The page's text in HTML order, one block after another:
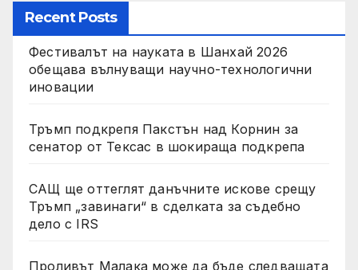
Recent Posts
Фестивалът на науката в Шанхай 2026
обещава вълнуващи научно-технологични
иновации
Тръмп подкрепя Пакстън над Корнин за
сенатор от Тексас в шокираща подкрепа
САЩ ще оттеглят данъчните искове срещу
Тръмп „завинаги“ в сделката за съдебно
дело с IRS
Проливът Малака може да бъде следващата